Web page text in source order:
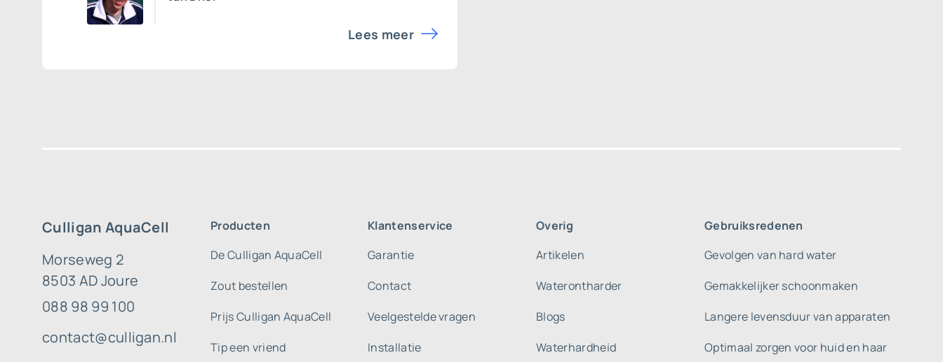
Lees meer
Culligan AquaCell
Morseweg 2
8503 AD Joure
088 98 99 100
contact@culligan.nl
Producten
De Culligan AquaCell
Zout bestellen
Prijs Culligan AquaCell
Tip een vriend
Klantenservice
Garantie
Contact
Veelgestelde vragen
Installatie
Overig
Artikelen
Waterontharder
Blogs
Waterhardheid
Gebruiksredenen
Gevolgen van hard water
Gemakkelijker schoonmaken
Langere levensduur van apparaten
Optimaal zorgen voor huid en haar